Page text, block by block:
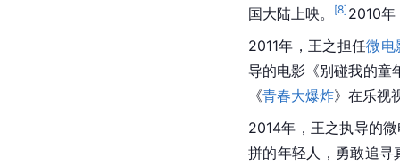
国大陆上映。
[8] 2010年
2011年，王之担任微电
导的电影《别碰我的童
《青春大爆炸》在乐视
2014年，王之执导的
拼的年轻人，勇敢追